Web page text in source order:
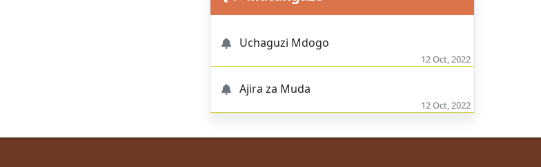
Uchaguzi Mdogo
12 Oct, 2022
Ajira za Muda
12 Oct, 2022